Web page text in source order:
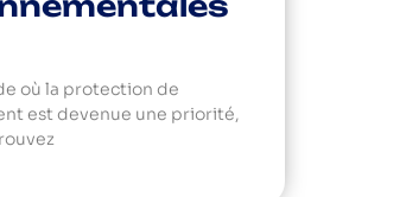
où la protection de
est devenue une priorité,